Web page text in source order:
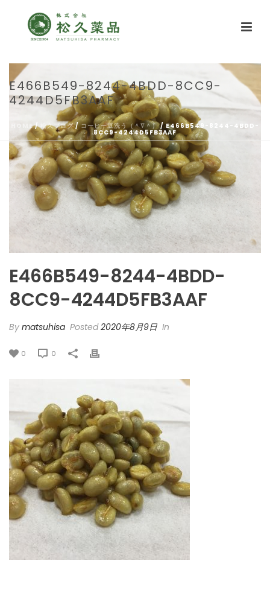
E466B549-8244-4BDD-8CC9-
4244D5FB3AAF
HOME/松久ブログ/コーヒー豆洗う（＾∇＾）/ E466B549-8244-4BDD-
8CC9-4244D5FB3AAF
E466B549-8244-4BDD-
8CC9-4244D5FB3AAF
By matsuhisa Posted2020年8月9日 In
0 0